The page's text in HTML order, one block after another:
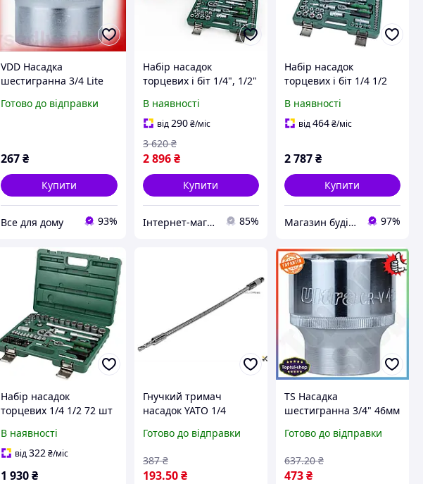
VDD Насадка
шестигранна 3/4 Lite
для гайковерта та
Готово до відправки
267₴
Купити
Все для дому 93%
Набір насадок
торцевих і біт 1/4", 1/2"
В наявності
від290 ₴/міс
2 896 ₴
3 620 ₴
Купити
Інтернет-магазин SALE TOOLS 85%
Набір насадок
торцевих і біт 1/4 1/2
авто з хромванадієвої
сталі в кейсі
В наявності
від464₴/міс
2 787₴
Купити
Магазин будівельних матеріалів "БУДУЄМО РАЗОМ" 97%
Набір насадок
торцевих 1/4 1/2 72 шт
автомобілів з
хромванадієвої сталі
В наявності
від322 ₴/міс
1 930₴
Гнучкий тримач
насадок YATO 1/4
довжина 300 мм з
Готово до відправки
193.50 ₴
387 ₴
TS Насадка
шестигранна 3/4" 46мм
для ключа та викрутки
SHT55_Q
Готово до відправки
473₴
637.20 ₴